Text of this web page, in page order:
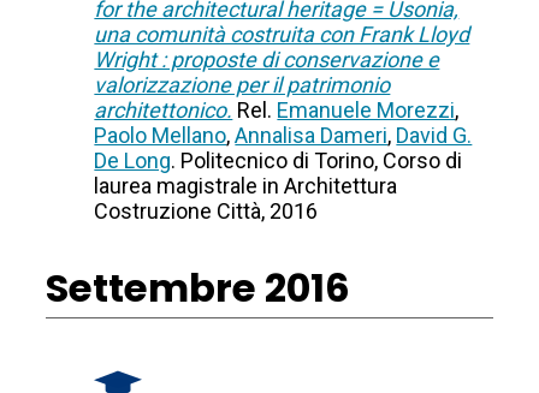
for the architectural heritage = Usonia,
una comunità costruita con Frank Lloyd
Wright : proposte di conservazione e
valorizzazione per il patrimonio
architettonico. Rel. Emanuele Morezzi,
Paolo Mellano,Annalisa Dameri, David G.
De Long. Politecnico di Torino, Corso di
laurea magistrale in Architettura
Costruzione Città, 2016
Settembre 2016